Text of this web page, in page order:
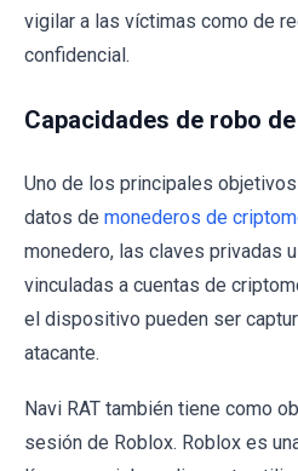
vigilar a las víctimas como de
confidencial.
Capacidades de robo
Uno de los principales
datos de monederos de
monedero, las claves privadas
vinculadas a cuentas de
el dispositivo pueden ser
atacante.
Navi RAT también tiene como
sesión de Roblox. Roblox es